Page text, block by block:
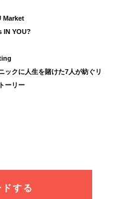
Market
IN YOU?
ックに人生を賭けた7人が紡ぐリ
ーリー
する